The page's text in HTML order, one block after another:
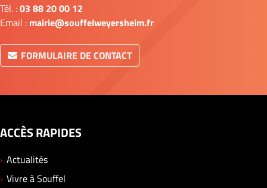
Tél. :03 88 20 00 12
Email : mairie@souffelweyersheim.fr
FORMULAIRE DE CONTACT
ACCÈS RAPIDES
Actualités
Vivre à Souffel